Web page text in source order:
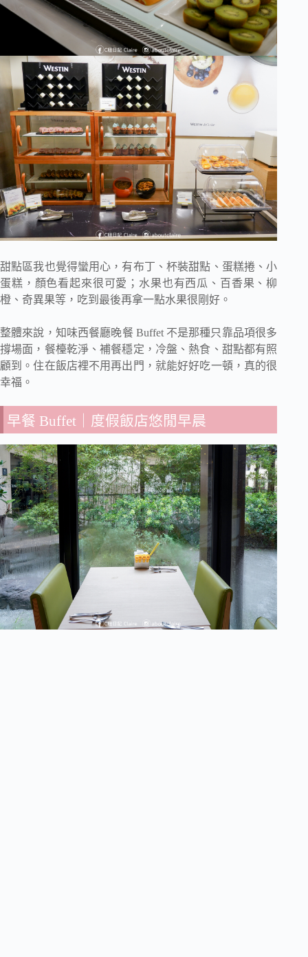
甜點區我也覺得蠻用心，有布丁、杯裝甜點、蛋糕捲、小
蛋糕，顏色看起來很可愛；水果也有西瓜、百香果、柳
橙、奇異果等，吃到最後再拿一點水果很剛好。
整體來說，知味西餐廳晚餐 Buffet 不是那種只靠品項很多
撐場面，餐檯乾淨、補餐穩定，冷盤、熱食、甜點都有照
顧到。住在飯店裡不用再出門，就能好好吃一頓，真的很
幸福。
早餐 Buffet｜度假飯店悠閒早晨